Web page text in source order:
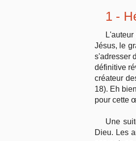
1 -
Jésus, le
s'adresser
définitive
créateur
18). Eh
pour cette
Une
Dieu. Les